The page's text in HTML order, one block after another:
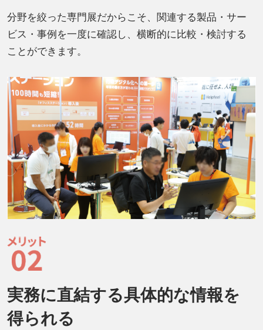
分野を絞った専門展だからこそ、関連する製品・サー
ビス・事例を一度に確認し、横断的に比較・検討する
ことができます。
実務に直結する具体的な情報を
得られる